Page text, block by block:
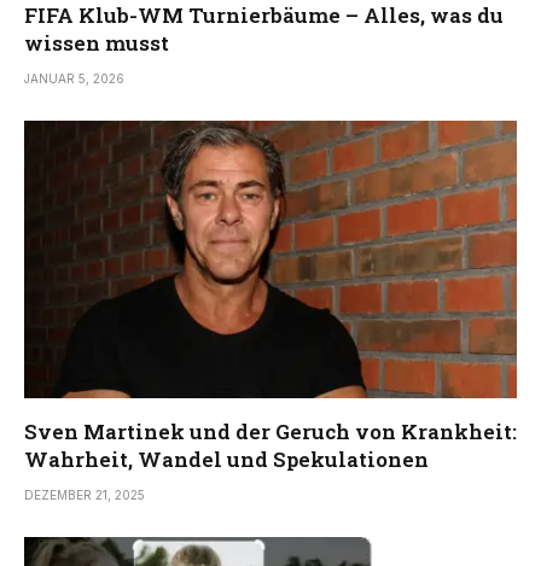
FIFA Klub-WM Turnierbäume – Alles, was du
wissen musst
JANUAR 5, 2026
Sven Martinek und der Geruch von Krankheit:
Wahrheit, Wandel und Spekulationen
DEZEMBER 21, 2025